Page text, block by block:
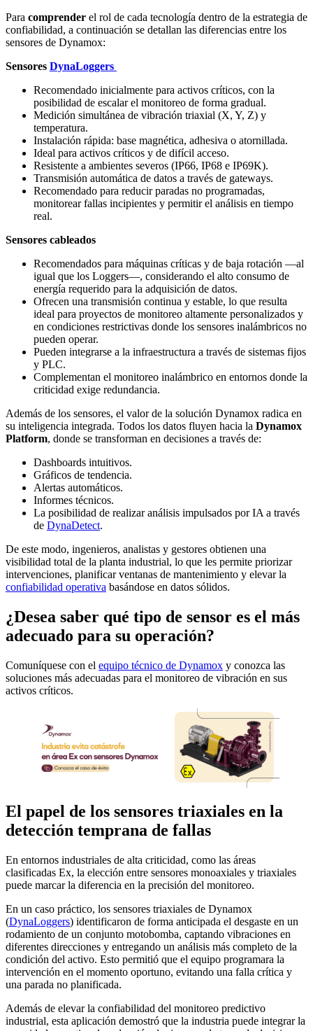
Para comprender el rol de cada tecnología dentro de la estrategia de
confiabilidad, a continuación se detallan las diferencias entre los
sensores de Dynamox:
Sensores DynaLoggers
Recomendado inicialmente para activos críticos, con la
posibilidad de escalar el monitoreo de forma gradual.
Medición simultánea de vibración triaxial (X, Y, Z) y
temperatura.
Instalación rápida: base magnética, adhesiva o atornillada.
Ideal para activos críticos y de difícil acceso.
Resistente a ambientes severos (IP66, IP68 e IP69K).
Transmisión automática de datos a través de gateways.
Recomendado para reducir paradas no programadas,
monitorear fallas incipientes y permitir el análisis en tiempo
real.
Sensores cableados
Recomendados para máquinas críticas y de baja rotación —al
igual que los Loggers—, considerando el alto consumo de
energía requerido para la adquisición de datos.
Ofrecen una transmisión continua y estable, lo que resulta
ideal para proyectos de monitoreo altamente personalizados y
en condiciones restrictivas donde los sensores inalámbricos no
pueden operar.
Pueden integrarse a la infraestructura a través de sistemas fijos
y PLC.
Complementan el monitoreo inalámbrico en entornos donde la
criticidad exige redundancia.
Además de los sensores, el valor de la solución Dynamox radica en
su inteligencia integrada. Todos los datos fluyen hacia la Dynamox
Platform, donde se transforman en decisiones a través de:
Dashboards intuitivos.
Gráficos de tendencia.
Alertas automáticos.
Informes técnicos.
La posibilidad de realizar análisis impulsados por IA a través
de DynaDetect.
De este modo, ingenieros, analistas y gestores obtienen una
visibilidad total de la planta industrial, lo que les permite priorizar
intervenciones, planificar ventanas de mantenimiento y elevar la
confiabilidad operativa basándose en datos sólidos.
¿Desea saber qué tipo de sensor es el más
adecuado para su operación?
Comuníquese con el equipo técnico de Dynamox y conozca las
soluciones más adecuadas para el monitoreo de vibración en sus
activos críticos.
El papel de los sensores triaxiales en la
detección temprana de fallas
En entornos industriales de alta criticidad, como las áreas
clasificadas Ex, la elección entre sensores monoaxiales y triaxiales
puede marcar la diferencia en la precisión del monitoreo.
En un caso práctico, los sensores triaxiales de Dynamox
(DynaLoggers) identificaron de forma anticipada el desgaste en un
rodamiento de un conjunto motobomba, captando vibraciones en
diferentes direcciones y entregando un análisis más completo de la
condición del activo. Esto permitió que el equipo programara la
intervención en el momento oportuno, evitando una falla crítica y
una parada no planificada.
Además de elevar la confiabilidad del monitoreo predictivo
industrial, esta aplicación demostró que la industria puede integrar la